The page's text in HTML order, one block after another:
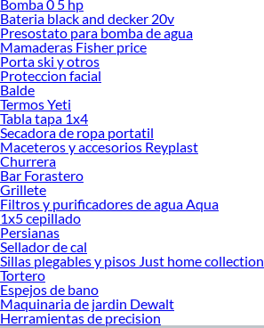
Bomba 0 5 hp
Bateria black and decker 20v
Presostato para bomba de agua
Mamaderas Fisher price
Porta ski y otros
Proteccion facial
Balde
Termos Yeti
Tabla tapa 1x4
Secadora de ropa portatil
Maceteros y accesorios Reyplast
Churrera
Bar Forastero
Grillete
Filtros y purificadores de agua Aqua
1x5 cepillado
Persianas
Sellador de cal
Sillas plegables y pisos Just home collection
Tortero
Espejos de bano
Maquinaria de jardin Dewalt
Herramientas de precision